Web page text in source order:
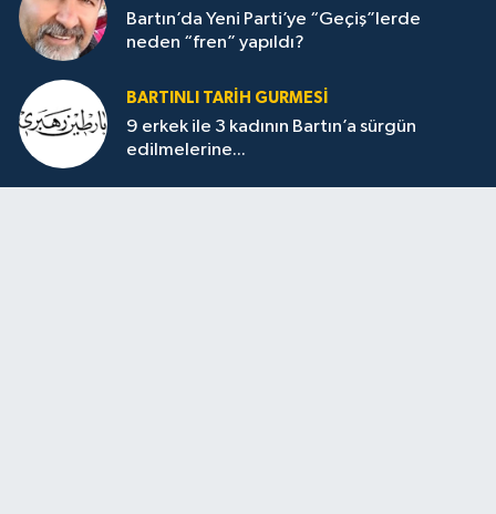
Bartın’da Yeni Parti’ye “Geçiş”lerde
neden “fren” yapıldı?
BARTINLI TARIH GURMESI
9 erkek ile 3 kadının Bartın’a sürgün
edilmelerine...